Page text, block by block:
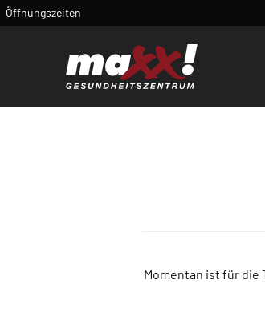
Öffnungszeiten
Momentan ist für die